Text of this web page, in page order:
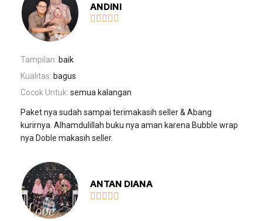
ANDINI
    
Tampilan: baik
Kualitas: bagus
Cocok Untuk: semua kalangan
Paket nya sudah sampai terimakasih seller & Abang
kurirnya. Alhamdulillah buku nya aman karena Bubble wrap
nya Doble makasih seller.
ANTAN DIANA
    